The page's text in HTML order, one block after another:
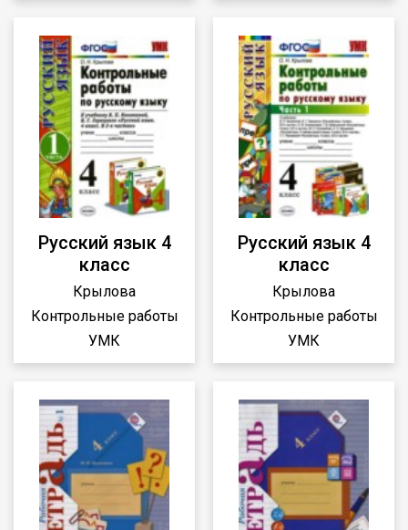
Русский язык 4
класс
Крылова
Контрольные работы
УМК
Русский язык 4
класс
Крылова
Контрольные работы
УМК